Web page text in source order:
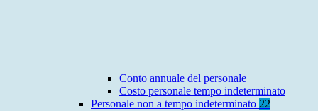
Conto annuale del personale
Costo personale tempo indeterminato
Personale non a tempo indeterminato 22